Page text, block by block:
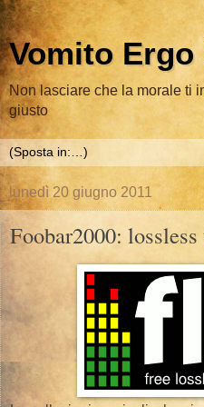
Vomito Ergo
Non lasciare che la morale ti
giusto
lunedì 20 giugno 2011
Foobar2000: